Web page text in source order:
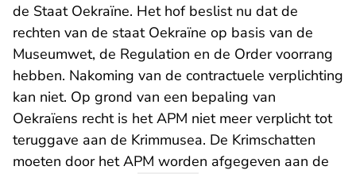
de Staat Oekraïne. Het hof beslist nu dat de
rechten van de staat Oekraïne op basis van de
Museumwet, de Regulation en de Order voorrang
hebben. Nakoming van de contractuele verplichting
kan niet. Op grond van een bepaling van
Oekraïens recht is het APM niet meer verplicht tot
teruggave aan de Krimmusea. De Krimschatten
moeten door het APM worden afgegeven aan de